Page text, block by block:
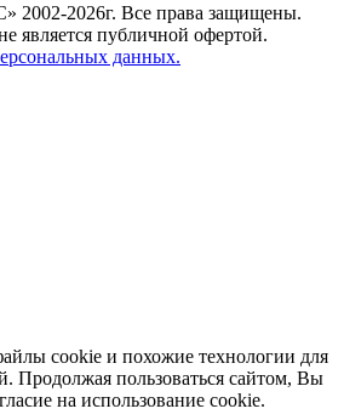
2026г. Все права защищены.
является публичной офертой.
данных.
cookie и похожие технологии для
Продолжая пользоваться сайтом, Вы
на использование cookie.